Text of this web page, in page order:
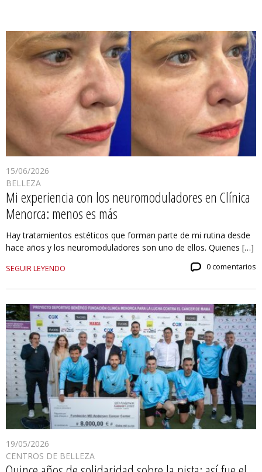
15/06/2026
BELLEZA
Mi experiencia con los neuromoduladores en Clínica
Menorca: menos es más
Hay tratamientos estéticos que forman parte de mi rutina desde
hace años y los neuromoduladores son uno de ellos. Quienes […]
SEGUIR LEYENDO 0 comentarios
19/05/2026
CENTROS DE BELLEZA